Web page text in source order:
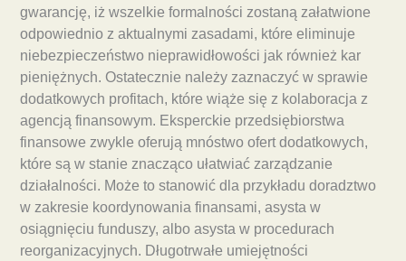
gwarancję, iż wszelkie formalności zostaną załatwione
odpowiednio z aktualnymi zasadami, które eliminuje
niebezpieczeństwo nieprawidłowości jak również kar
pieniężnych. Ostatecznie należy zaznaczyć w sprawie
dodatkowych profitach, które wiąże się z kolaboracja z
agencją finansowym. Eksperckie przedsiębiorstwa
finansowe zwykle oferują mnóstwo ofert dodatkowych,
które są w stanie znacząco ułatwiać zarządzanie
działalności. Może to stanowić dla przykładu doradztwo
w zakresie koordynowania finansami, asysta w
osiągnięciu funduszy, albo asysta w procedurach
reorganizacyjnych. Długotrwałe umiejętności